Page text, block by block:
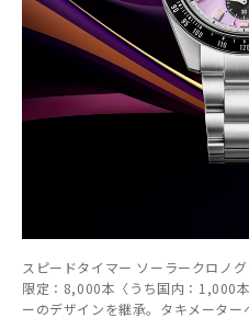
スピードタイマー ソーラークロノ
限定：8,000本〈うち国内：1,000
ーのデザインを継承。タキメーター